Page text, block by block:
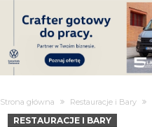
Strona główna Restauracje i Bary
RESTAURACJE I BARY